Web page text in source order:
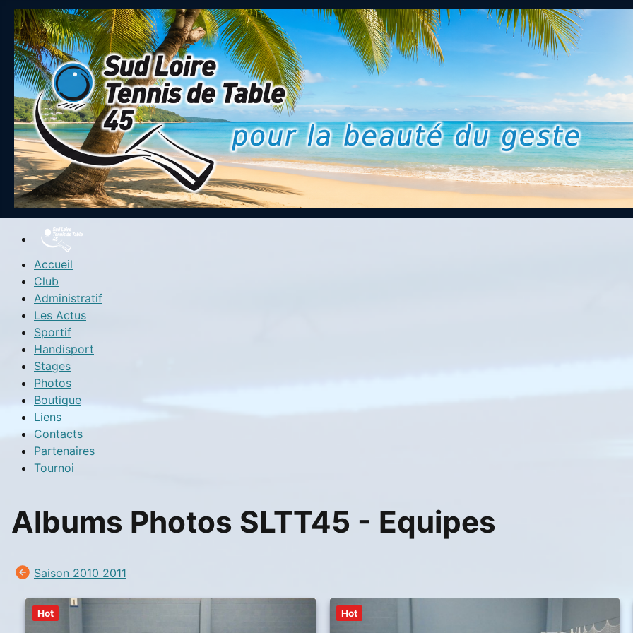
Accueil
Club
Administratif
Les Actus
Sportif
Handisport
Stages
Photos
Boutique
Liens
Contacts
Partenaires
Tournoi
Albums Photos SLTT45 - Equipes
Saison 2010 2011
Hot Hot